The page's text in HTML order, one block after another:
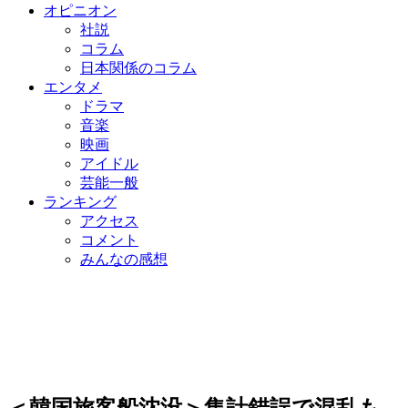
オピニオン
社説
コラム
日本関係のコラム
エンタメ
ドラマ
音楽
映画
アイドル
芸能一般
ランキング
アクセス
コメント
みんなの感想